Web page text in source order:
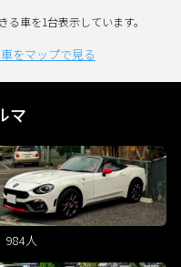
車を1台表示しています。
をマップで見る
マ
984人